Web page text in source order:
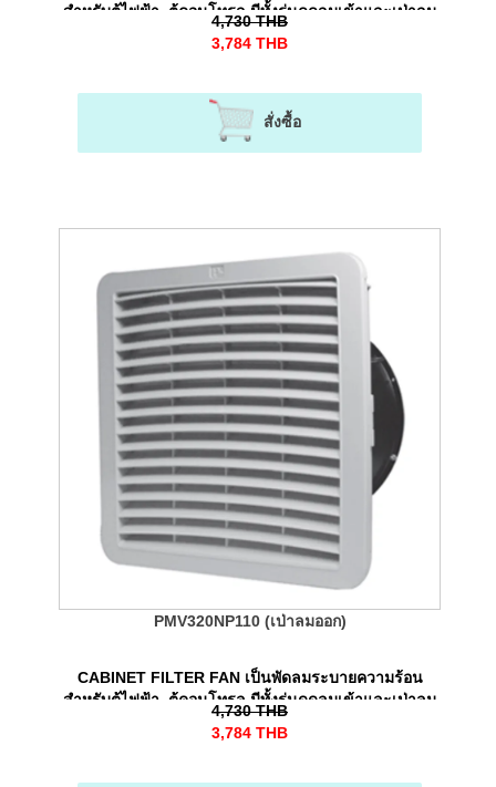
สำหรับตู้ไฟฟ้า, ตู้คอนโทรล มีทั้งรุ่นดูดลมเข้าและเป่าลม
4,730 THB
3,784 THB
สั่งซื้อ
PMV320NP110 (เป่าลมออก)
CABINET FILTER FAN เป็นพัดลมระบายความร้อน
สำหรับตู้ไฟฟ้า, ตู้คอนโทรล มีทั้งรุ่นดูดลมเข้าและเป่าลม
ออก
4,730 THB
3,784 THB